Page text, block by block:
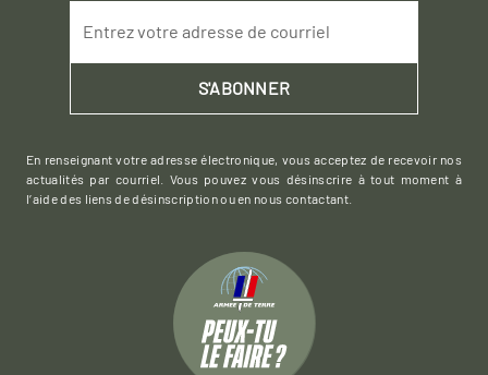
Entrez votre adresse de courriel
S'ABONNER
En renseignant votre adresse électronique, vous acceptez de recevoir nos
actualités par courriel. Vous pouvez vous désinscrire à tout moment à
l’aide des liens de désinscription ou en nous contactant.